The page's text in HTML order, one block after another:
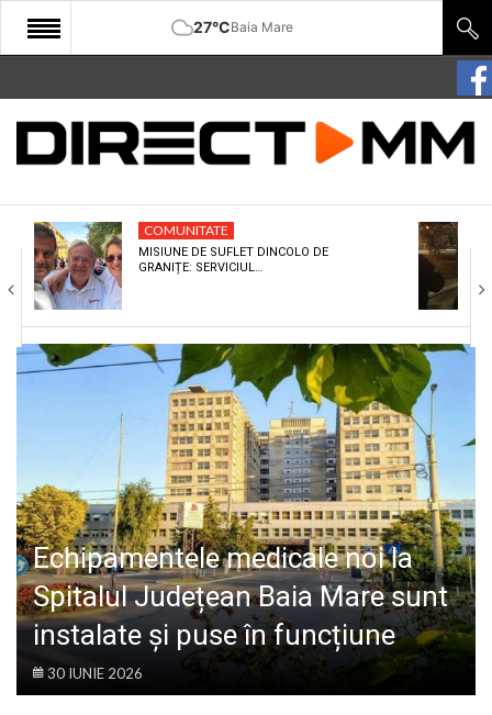
27°CBaia Mare
START
COMUNITATE
CULTURA
ECONOMIE
SANATATE
SPORT
LIFE
COMUNITATE
MISIUNE DE SUFLET DINCOLO DE
GRANIȚE: SERVICIUL…
Echipamentele medicale noi la
Spitalul Județean Baia Mare sunt
instalate și puse în funcțiune
30 IUNIE 2026